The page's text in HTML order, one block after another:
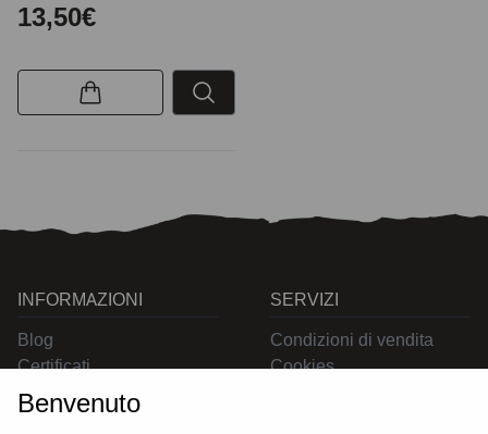
13,50€
INFORMAZIONI
Blog
Certificati
Contatti
SERVIZI
Condizioni di vendita
Cookies
Benvenuto